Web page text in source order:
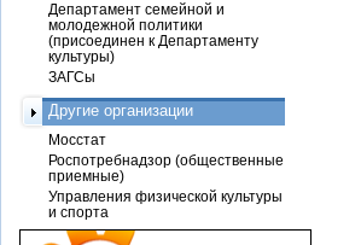
Департамент семейной и
молодежной политики
(присоединен к Департаменту
культуры)
ЗАГСы
Другие организации
Мосстат
Роспотребнадзор (общественные
приемные)
Управления физической культуры
и спорта